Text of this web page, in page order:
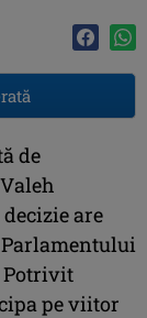
de
are
Parlamentului
Potrivit
pe viitor